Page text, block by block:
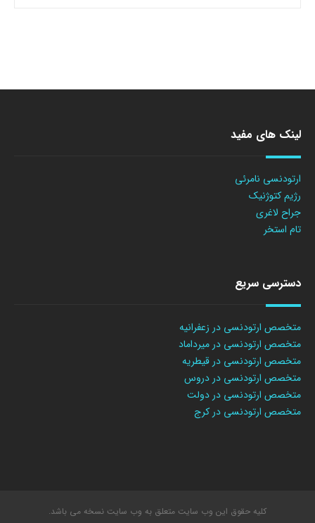
لینک های مفید
ارتودنسی نامرئی
رژیم کتوژنیک
جراح لاغری
تام استخر
دسترسی سریع
متخصص ارتودنسی در زعفرانیه
متخصص ارتودنسی در میرداماد
متخصص ارتودنسی در قیطریه
متخصص ارتودنسی در دروس
متخصص ارتودنسی در دولت
متخصص ارتودنسی در کرج
کلیه حقوق این وب سایت متعلق به وب سایت نسخه می باشد.